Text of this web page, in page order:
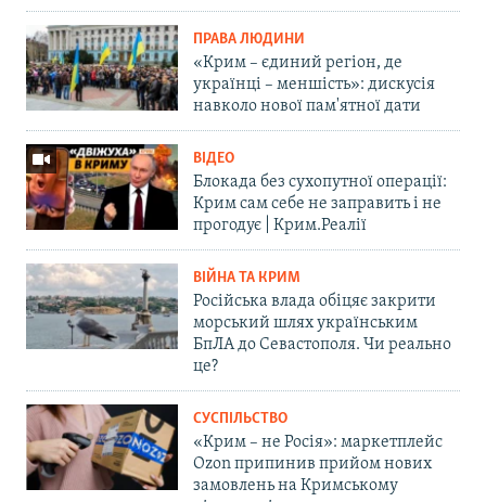
ПРАВА ЛЮДИНИ
«Крим – єдиний регіон, де
українці – меншість»: дискусія
навколо нової пам'ятної дати
ВІДЕО
Блокада без сухопутної операції:
Крим сам себе не заправить і не
прогодує | Крим.Реалії
ВІЙНА ТА КРИМ
Російська влада обіцяє закрити
морський шлях українським
БпЛА до Севастополя. Чи реально
це?
СУСПІЛЬСТВО
«Крим – не Росія»: маркетплейс
Ozon припинив прийом нових
замовлень на Кримському